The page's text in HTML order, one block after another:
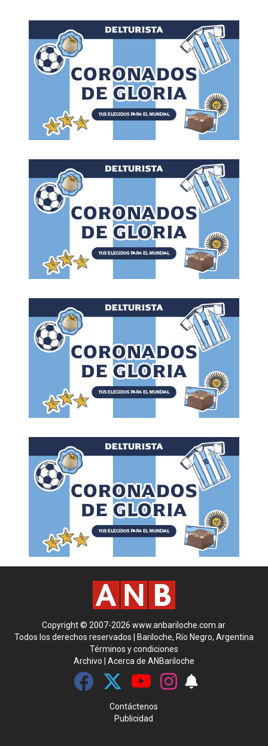
Copyright © 2007-2026 www.anbariloche.com.ar
Todos los derechos reservados | Bariloche, Río Negro, Argentina
Términos y condiciones
Archivo
Acerca de ANBariloche
Contáctenos
Publicidad